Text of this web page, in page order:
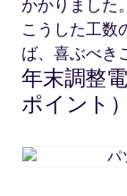
かかりました
こうした工数
ば、喜ぶべき
年末調整
ポイント）